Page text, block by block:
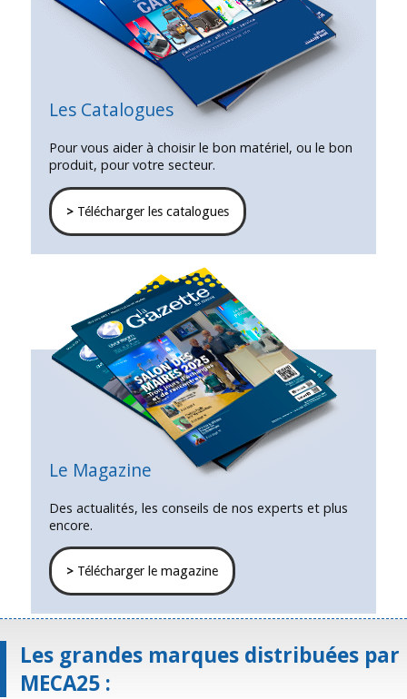
Les Catalogues
Pour vous aider à choisir le bon matériel, ou le bon
produit, pour votre secteur.
>Télécharger les catalogues
Le Magazine
Des actualités, les conseils de nos experts et plus
encore.
>Télécharger le magazine
Les grandes marques distribuées par
MECA25 :